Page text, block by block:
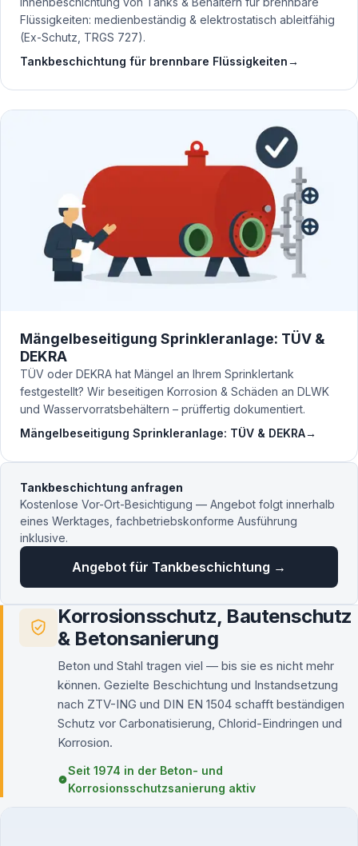
Flüssigkeiten: medienbeständig & elektrostatisch ableitfähig
(Ex-Schutz, TRGS 727).
Tankbeschichtung für brennbare Flüssigkeiten→
Mängelbeseitigung Sprinkleranlage: TÜV &
DEKRA
TÜV oder DEKRA hat Mängel an Ihrem Sprinklertank
festgestellt? Wir beseitigen Korrosion & Schäden an DLWK
und Wasservorratsbehältern – prüffertig dokumentiert.
Mängelbeseitigung Sprinkleranlage: TÜV & DEKRA→
Tankbeschichtung anfragen
Kostenlose Vor-Ort-Besichtigung — Angebot folgt innerhalb
eines Werktages, fachbetriebskonforme Ausführung
inklusive.
Angebot für Tankbeschichtung →
Korrosionsschutz, Bautenschutz
& Betonsanierung
Beton und Stahl tragen viel — bis sie es nicht mehr
können. Gezielte Beschichtung und Instandsetzung
nach ZTV-ING und DIN EN 1504 schafft beständigen
Schutz vor Carbonatisierung, Chlorid-Eindringen und
Korrosion.
Seit 1974 in der Beton- und
Korrosionsschutzsanierung aktiv